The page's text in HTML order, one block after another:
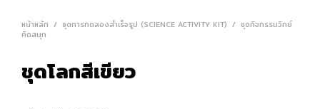
หน้าหลัก / ชุดการทดลองสำเร็จรูป (SCIENCE ACTIVITY KIT) / ชุดกิจกรรมวิทย์
คิดสนุก
ชุดโลกสีเขียว